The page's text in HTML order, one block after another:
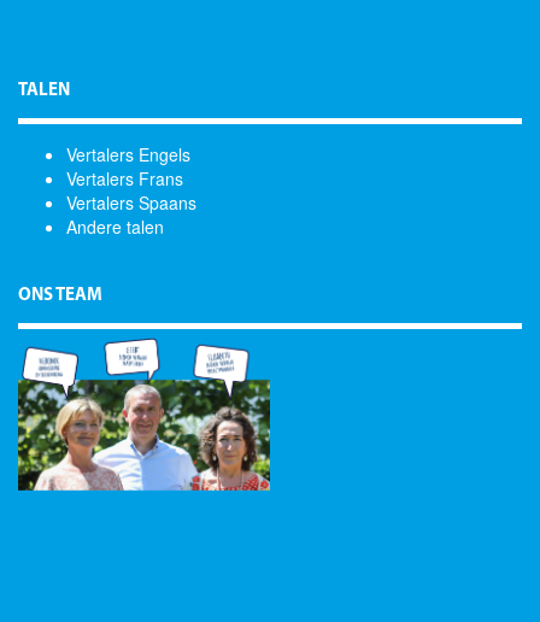
TALEN
Vertalers Engels
Vertalers Frans
Vertalers Spaans
Andere talen
ONS TEAM